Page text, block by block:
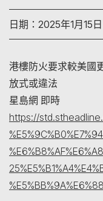
日期：2025年1月15日
港樓防火要求較美國
放式或違法
星島網 即時
https://